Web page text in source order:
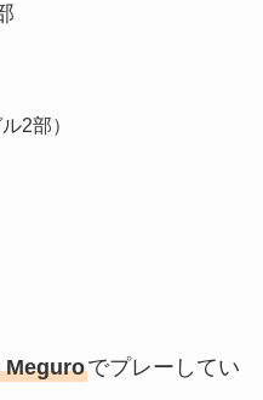
2部）
Meguroでプレーしてい